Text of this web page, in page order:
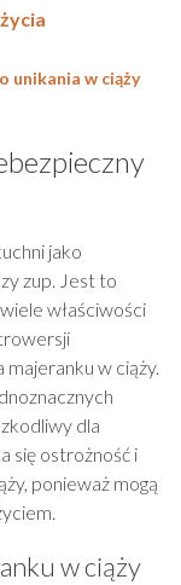
unikania w ciąży
jako
zup. Jest to
właściwości
w ciąży.
dla
się ostrożność i
ponieważ mogą
w ciąży